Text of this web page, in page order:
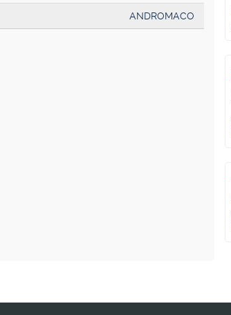
ANDROMACO